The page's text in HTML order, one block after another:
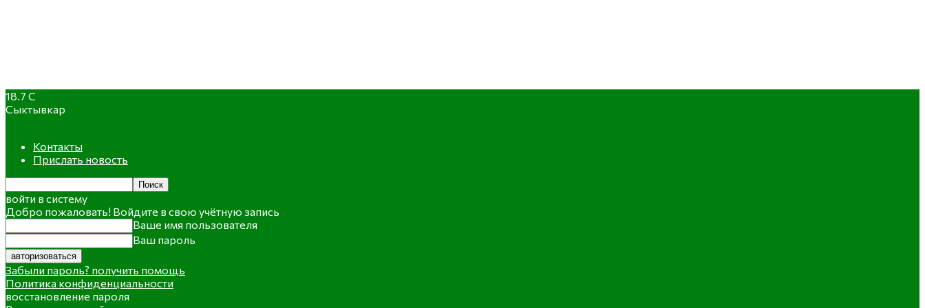
18.7 C
Сыктывкар
Контакты
Прислать новость
войти в систему
Добро пожаловать! Войдите в свою учётную запись
Ваше имя пользователя
Ваш пароль
Забыли пароль? получить помощь
Политика конфиденциальности
восстановление пароля